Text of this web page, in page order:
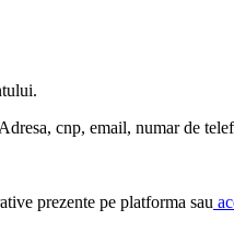
cnp, email, numar de
prezente pe platforma sau